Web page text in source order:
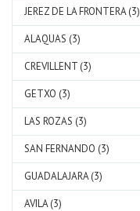
JEREZ DE LA FRONTERA (3)
ALAQUAS (3)
CREVILLENT (3)
GETXO (3)
LAS ROZAS (3)
SAN FERNANDO (3)
GUADALAJARA (3)
AVILA (3)